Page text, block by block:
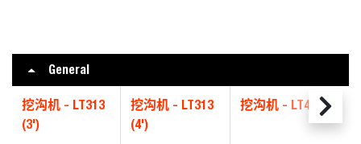
General
挖沟机 - LT313
(3')
挖沟机 - LT313
(4')
挖沟机 - LT405